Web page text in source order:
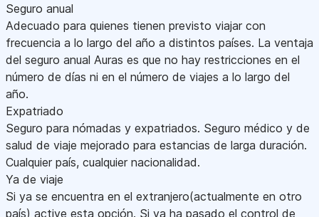
Seguro anual
Adecuado para quienes tienen previsto viajar con
frecuencia a lo largo del año a distintos países. La ventaja
del seguro anual Auras es que no hay restricciones en el
número de días ni en el número de viajes a lo largo del
año.
Expatriado
Seguro para nómadas y expatriados. Seguro médico y de
salud de viaje mejorado para estancias de larga duración.
Cualquier país, cualquier nacionalidad.
Ya de viaje
Si ya se encuentra en el extranjero(actualmente en otro
país) active esta opción. Si ya ha pasado el control de